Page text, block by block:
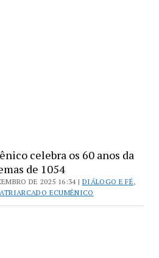
celebra os 60 anos da
de 1054
DE 2025 16:34 | DIÁLOGO E FÉ,
ECUMÊNICO